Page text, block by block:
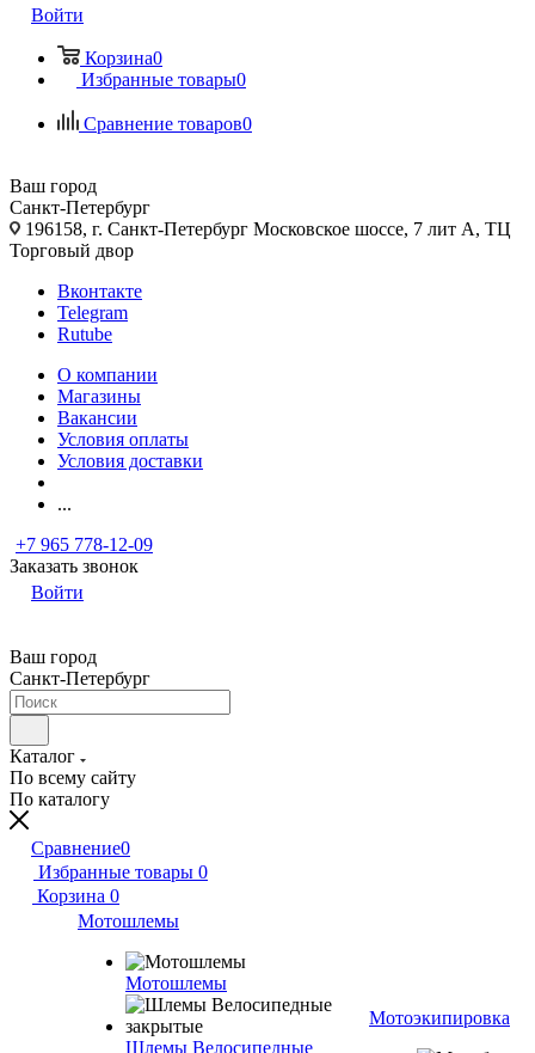
Войти
Корзина0
Избранные товары0
Сравнение товаров0
Ваш город
Санкт-Петербург
196158, г. Санкт-Петербург Московское шоссе, 7 лит А, ТЦ
Торговый двор
Вконтакте
Telegram
Rutube
О компании
Магазины
Вакансии
Условия оплаты
Условия доставки
...
+7 965 778-12-09
Заказать звонок
Войти
Ваш город
Санкт-Петербург
Каталог
По всему сайту
По каталогу
Сравнение0
Избранные товары 0
Корзина 0
Мотошлемы
Мотошлемы
Шлемы Велосипедные
Мотоэкипировка